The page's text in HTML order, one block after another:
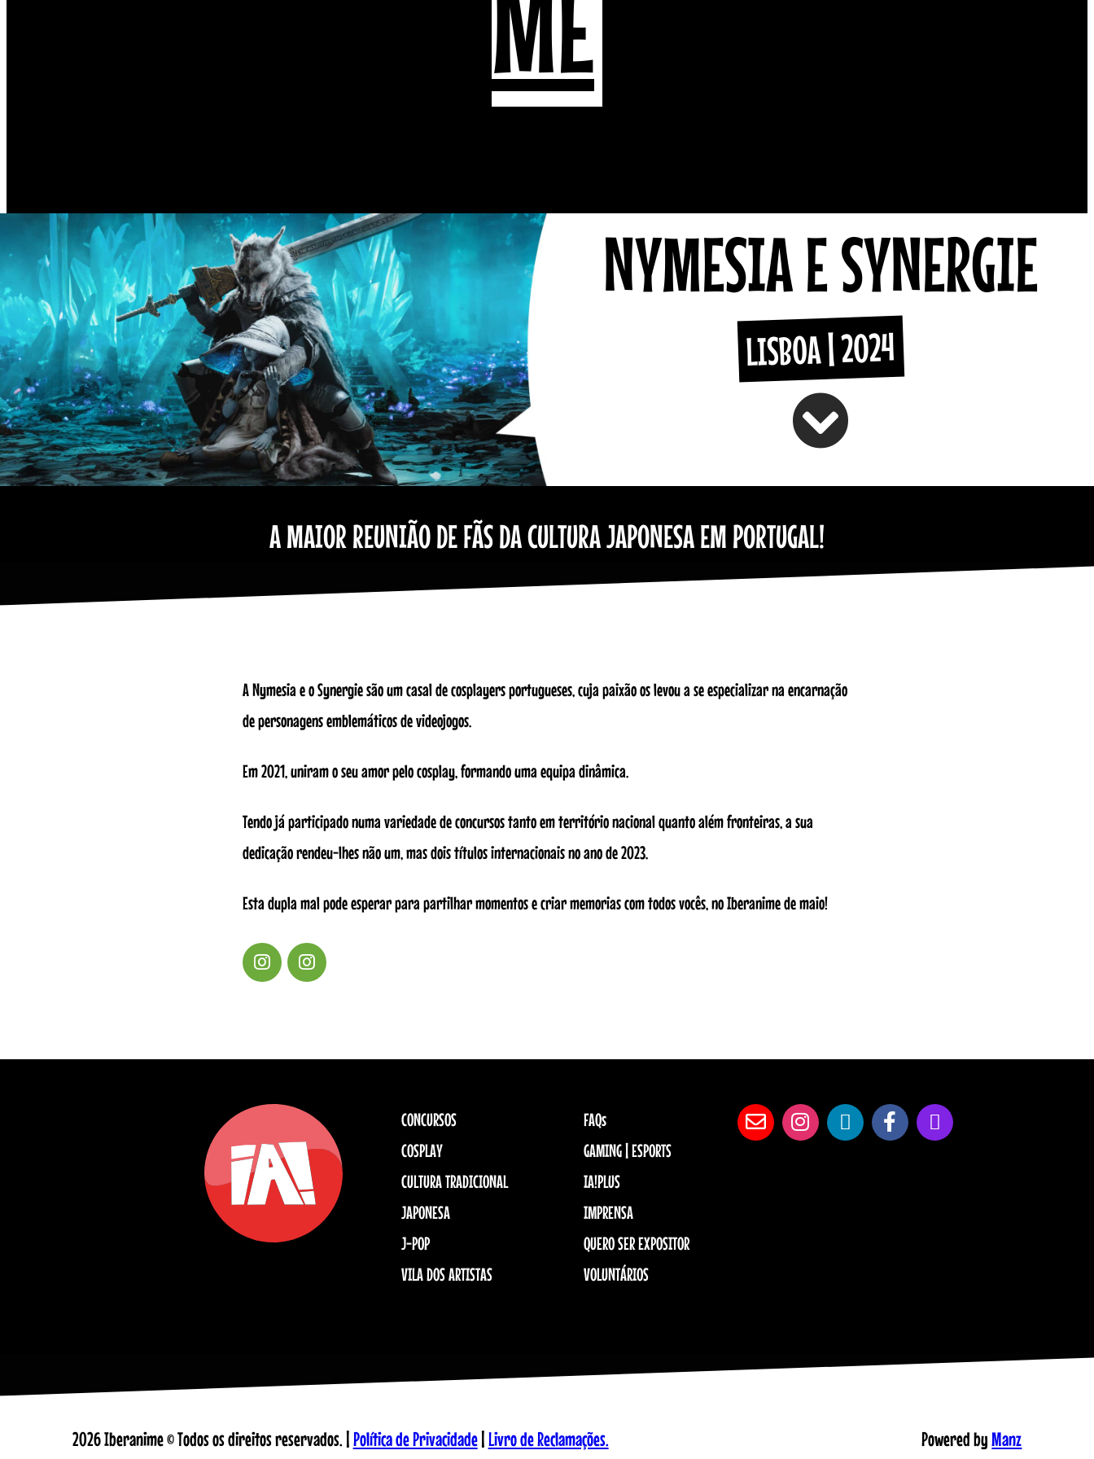
NYMESIA E SYNERGIE
LISBOA | 2024
A MAIOR REUNIÃO DE FÃS DA CULTURA JAPONESA EM PORTUGAL!
A Nymesia e o Synergie são um casal de cosplayers portugueses, cuja paixão os levou a se especializar na encarnação
de personagens emblemáticos de videojogos.
Em 2021, uniram o seu amor pelo cosplay, formando uma equipa dinâmica.
Tendo já participado numa variedade de concursos tanto em território nacional quanto além fronteiras, a sua
dedicação rendeu-lhes não um, mas dois títulos internacionais no ano de 2023.
Esta dupla mal pode esperar para partilhar momentos e criar memorias com todos vocês, no Iberanime de maio!
CONCURSOS
COSPLAY
CULTURA TRADICIONAL
JAPONESA
J-POP
VILA DOS ARTISTAS
FAQs
GAMING | ESPORTS
IA!PLUS
IMPRENSA
QUERO SER EXPOSITOR
VOLUNTÁRIOS
2026 Iberanime © Todos os direitos reservados. |Política de Privacidade|Livro de Reclamações. Powered byManz